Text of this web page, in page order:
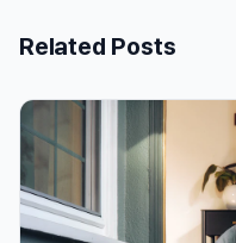
Related Posts